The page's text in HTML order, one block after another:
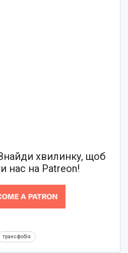
хвилинку, щоб
нас на Patreon!
трансфобія